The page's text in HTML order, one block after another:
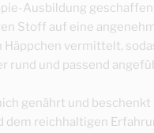
Ausbildung geschaffen
Stoff auf eine
Häppchen vermittelt,
rund und passend
genährt und beschenkt
dem reichhaltigen